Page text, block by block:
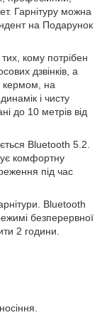
Гарнітуру можна
на Подарунок
кому потрібен
дзвінків, а
кермом, на
і чисту
до 10 метрів від
Bluetooth 5.2.
комфортну
під час
Bluetooth
безперервної
2 години.